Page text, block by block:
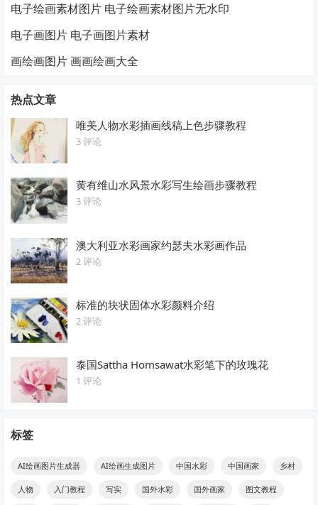
电子绘画素材图片 电子绘画素材图片无水印
电子画图片 电子画图片素材
画绘画图片 画画绘画大全
热点文章
唯美人物水彩插画线稿上色步骤教程
3 评论
黄有维山水风景水彩写生绘画步骤教程
3 评论
澳大利亚水彩画家约瑟夫水彩画作品
2 评论
标准的块状固体水彩颜料介绍
2 评论
泰国Sattha Homsawat水彩笔下的玫瑰花
1 评论
标签
AI绘画图片生成器 AI绘画生成图片 中国水彩 中国画家 乡村
人物 入门教程 写实 国外水彩 国外画家 图文教程